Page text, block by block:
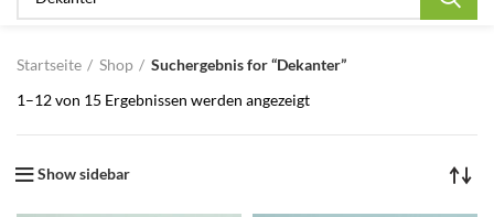
Startseite Shop
Suchergebnis for “Dekanter”
1–12 von 15 Ergebnissen werden angezeigt
Show sidebar